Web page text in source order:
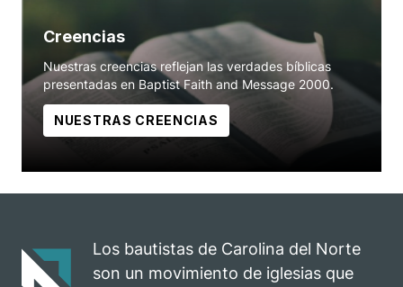
Creencias
Nuestras creencias reflejan las verdades bíblicas
presentadas en Baptist Faith and Message 2000.
NUESTRAS CREENCIAS
Los bautistas de Carolina del Norte
son un movimiento de iglesias que